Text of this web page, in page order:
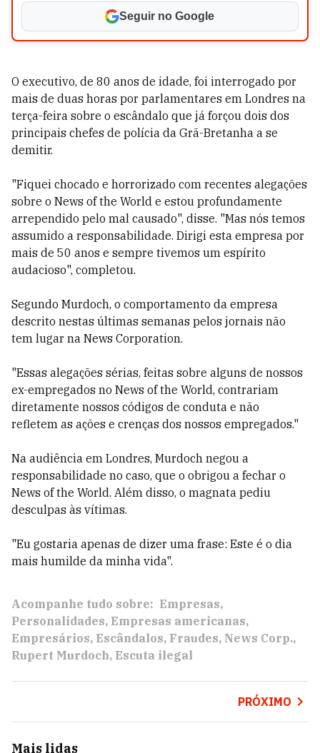
Seguir no Google
O executivo, de 80 anos de idade, foi interrogado por
mais de duas horas por parlamentares em Londres na
terça-feira sobre o escândalo que já forçou dois dos
principais chefes de polícia da Grã-Bretanha a se
demitir.
"Fiquei chocado e horrorizado com recentes alegações
sobre o News of the World e estou profundamente
arrependido pelo mal causado", disse. "Mas nós temos
assumido a responsabilidade. Dirigi esta empresa por
mais de 50 anos e sempre tivemos um espírito
audacioso", completou.
Segundo Murdoch, o comportamento da empresa
descrito nestas últimas semanas pelos jornais não
tem lugar na News Corporation.
"Essas alegações sérias, feitas sobre alguns de nossos
ex-empregados no News of the World, contrariam
diretamente nossos códigos de conduta e não
refletem as ações e crenças dos nossos empregados."
Na audiência em Londres, Murdoch negou a
responsabilidade no caso, que o obrigou a fechar o
News of the World. Além disso, o magnata pediu
desculpas às vítimas.
"Eu gostaria apenas de dizer uma frase: Este é o dia
mais humilde da minha vida".
Acompanhe tudo sobre: Empresas
Personalidades Empresas americanas
Empresários Escândalos Fraudes News Corp.
Rupert Murdoch Escuta ilegal
PRÓXIMO
Mais lidas